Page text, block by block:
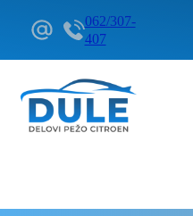
062/307-
407